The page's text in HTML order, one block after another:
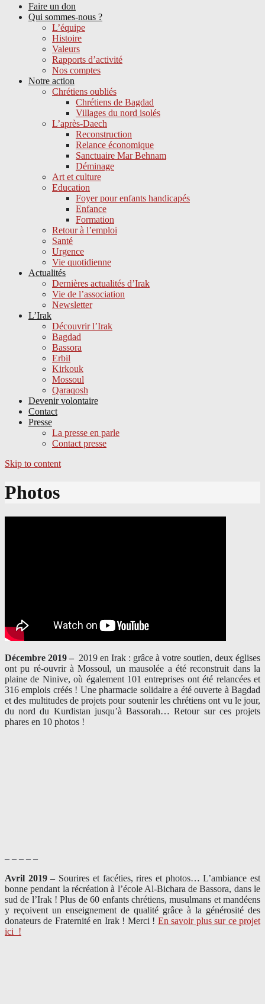
Faire un don
Qui sommes-nous ?
L’équipe
Histoire
Valeurs
Rapports d’activité
Nos comptes
Notre action
Chrétiens oubliés
Chrétiens de Bagdad
Villages du nord isolés
L’après-Daech
Reconstruction
Relance économique
Sanctuaire Mar Behnam
Déminage
Art et culture
Education
Foyer pour enfants handicapés
Enfance
Formation
Retour à l’emploi
Santé
Urgence
Vie quotidienne
Actualités
Dernières actualités d’Irak
Vie de l’association
Newsletter
L’Irak
Découvrir l’Irak
Bagdad
Bassora
Erbil
Kirkouk
Mossoul
Qaraqosh
Devenir volontaire
Contact
Presse
La presse en parle
Contact presse
Skip to content
Photos
Décembre 2019 – 2019 en Irak : grâce à votre soutien, deux églises
ont pu ré-ouvrir à Mossoul, un mausolée a été reconstruit dans la
plaine de Ninive, où également 101 entreprises ont été relancées et
316 emplois créés ! Une pharmacie solidaire a été ouverte à Bagdad
et des multitudes de projets pour soutenir les chrétiens ont vu le jour,
du nord du Kurdistan jusqu’à Bassorah… Retour sur ces projets
phares en 10 photos !
– – – – –
Avril 2019 – Sourires et facéties, rires et photos… L’ambiance est
bonne pendant la récréation à l’école Al-Bichara de Bassora, dans le
sud de l’Irak ! Plus de 60 enfants chrétiens, musulmans et mandéens
y reçoivent un enseignement de qualité grâce à la générosité des
donateurs de Fraternité en Irak ! Merci ! En savoir plus sur ce projet
ici !